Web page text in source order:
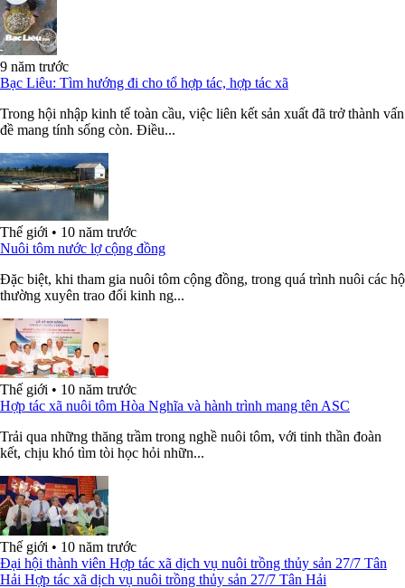
9 năm trước
Bạc Liêu: Tìm hướng đi cho tổ hợp tác, hợp tác xã
Trong hội nhập kinh tế toàn cầu, việc liên kết sản xuất đã trở thành vấn
đề mang tính sống còn. Điều...
Thế giới • 10 năm trước
Nuôi tôm nước lợ cộng đồng
Đặc biệt, khi tham gia nuôi tôm cộng đồng, trong quá trình nuôi các hộ
thường xuyên trao đổi kinh ng...
Thế giới • 10 năm trước
Hợp tác xã nuôi tôm Hòa Nghĩa và hành trình mang tên ASC
Trải qua những thăng trầm trong nghề nuôi tôm, với tinh thần đoàn
kết, chịu khó tìm tòi học hỏi nhữn...
Thế giới • 10 năm trước
Đại hội thành viên Hợp tác xã dịch vụ nuôi trồng thủy sản 27/7 Tân
Hải Hợp tác xã dịch vụ nuôi trồng thủy sản 27/7 Tân Hải